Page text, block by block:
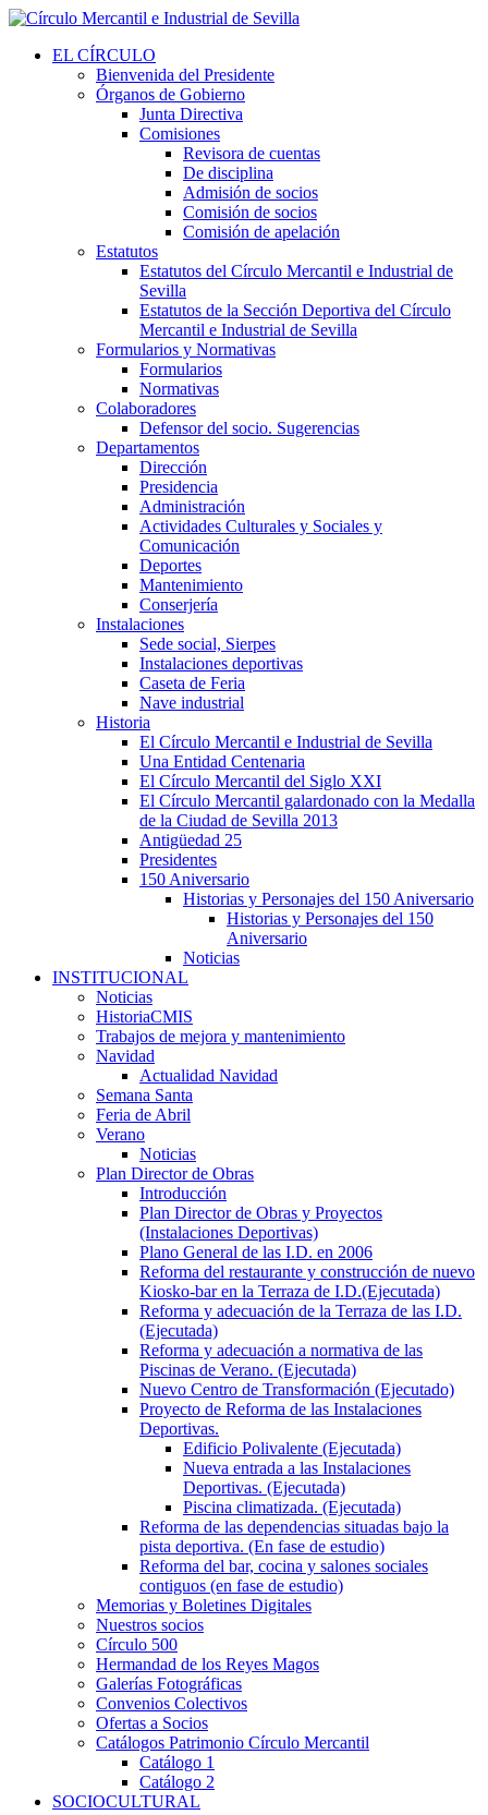
EL CÍRCULO
Bienvenida del Presidente
Órganos de Gobierno
Junta Directiva
Comisiones
Revisora de cuentas
De disciplina
Admisión de socios
Comisión de socios
Comisión de apelación
Estatutos
Estatutos del Círculo Mercantil e Industrial de
Sevilla
Estatutos de la Sección Deportiva del Círculo
Mercantil e Industrial de Sevilla
Formularios y Normativas
Formularios
Normativas
Colaboradores
Defensor del socio. Sugerencias
Departamentos
Dirección
Presidencia
Administración
Actividades Culturales y Sociales y
Comunicación
Deportes
Mantenimiento
Conserjería
Instalaciones
Sede social, Sierpes
Instalaciones deportivas
Caseta de Feria
Nave industrial
Historia
El Círculo Mercantil e Industrial de Sevilla
Una Entidad Centenaria
El Círculo Mercantil del Siglo XXI
El Círculo Mercantil galardonado con la Medalla
de la Ciudad de Sevilla 2013
Antigüedad 25
Presidentes
150 Aniversario
Historias y Personajes del 150 Aniversario
Historias y Personajes del 150
Aniversario
Noticias
INSTITUCIONAL
Noticias
HistoriaCMIS
Trabajos de mejora y mantenimiento
Navidad
Actualidad Navidad
Semana Santa
Feria de Abril
Verano
Noticias
Plan Director de Obras
Introducción
Plan Director de Obras y Proyectos
(Instalaciones Deportivas)
Plano General de las I.D. en 2006
Reforma del restaurante y construcción de nuevo
Kiosko-bar en la Terraza de I.D.(Ejecutada)
Reforma y adecuación de la Terraza de las I.D.
(Ejecutada)
Reforma y adecuación a normativa de las
Piscinas de Verano. (Ejecutada)
Nuevo Centro de Transformación (Ejecutado)
Proyecto de Reforma de las Instalaciones
Deportivas.
Edificio Polivalente (Ejecutada)
Nueva entrada a las Instalaciones
Deportivas. (Ejecutada)
Piscina climatizada. (Ejecutada)
Reforma de las dependencias situadas bajo la
pista deportiva. (En fase de estudio)
Reforma del bar, cocina y salones sociales
contiguos (en fase de estudio)
Memorias y Boletines Digitales
Nuestros socios
Círculo 500
Hermandad de los Reyes Magos
Galerías Fotográficas
Convenios Colectivos
Ofertas a Socios
Catálogos Patrimonio Círculo Mercantil
Catálogo 1
Catálogo 2
SOCIOCULTURAL